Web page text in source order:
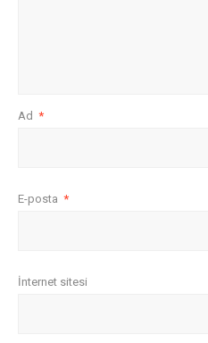
Ad *
E-posta *
İnternet sitesi